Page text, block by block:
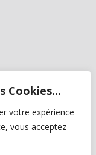
Cookies...
votre expérience
vous acceptez